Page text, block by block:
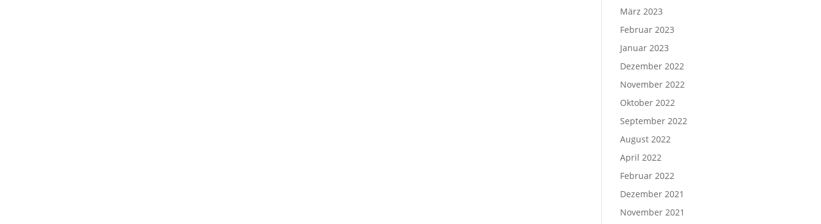
März 2023
Februar 2023
Januar 2023
Dezember 2022
November 2022
Oktober 2022
September 2022
August 2022
April 2022
Februar 2022
Dezember 2021
November 2021